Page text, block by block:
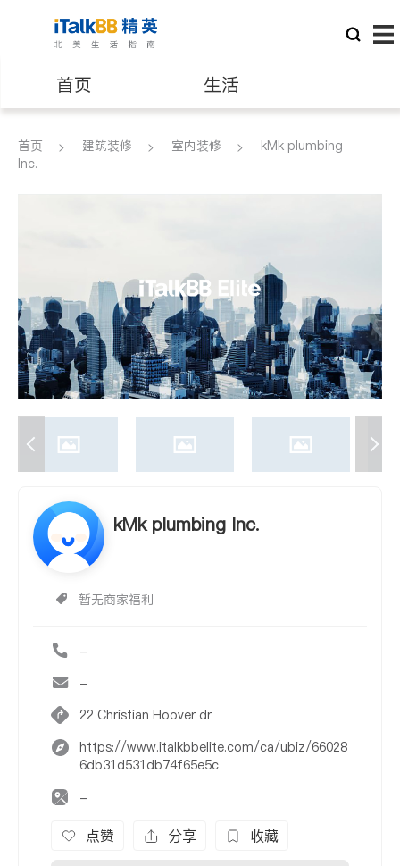
首页 生活
医生 律师
建筑装修
首页 建筑装修 室内装修
kMk plumbing
Inc.
kMk plumbing Inc.
暂无商家福利
-
-
22 Christian Hoover dr
https://www.italkbbelite.com/ca/ubiz/66028
6db31d531db74f65e5c
-
点赞 分享 收藏